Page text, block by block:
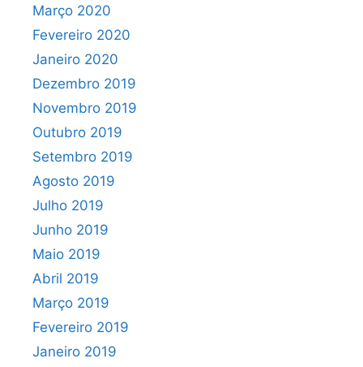
Março 2020
Fevereiro 2020
Janeiro 2020
Dezembro 2019
Novembro 2019
Outubro 2019
Setembro 2019
Agosto 2019
Julho 2019
Junho 2019
Maio 2019
Abril 2019
Março 2019
Fevereiro 2019
Janeiro 2019